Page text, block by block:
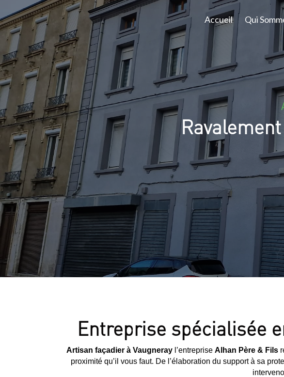
Accueil Qui
Entreprise spécialisée
Artisan façadier à Vaugneray l’entreprise Alhan Père & Fils
proximité qu’il vous faut. De l’élaboration du support à sa